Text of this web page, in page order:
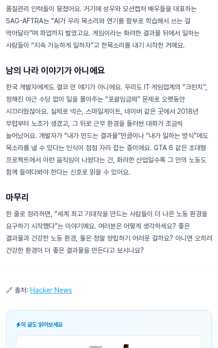
품질관리 인력들이 뭉쳤어요. 거기에 성우와 모션캡처 배우들을 대표하는
SAG-AFTRA는 “AI가 우리 목소리와 연기를 함부로 학습해서 쓰는 걸
막아달라”며 파업까지 벌였고요. 게임이라는 화려한 결과물 뒤에서 일하는
사람들이 “지속 가능하게 일하자”고 한목소리를 내기 시작한 거예요.
남의 나라 이야기가 아니에요
한국 개발자에게도 결코 먼 얘기가 아니에요. 우리도 IT·게임업계의 “크런치”,
정해진 야근 수당 없이 일을 몰아주는 “포괄임금제” 문제로 오랫동안
시끄러웠잖아요. 실제로 넥슨, 스마일게이트, 네이버 같은 곳에서 2018년
무렵부터 노조가 생겼고, 그 뒤로 근무 환경을 둘러싼 대화가 조금씩
늘어났어요. 개발자가 “내가 만드는 결과물”만큼이나 “내가 일하는 방식”에도
목소리를 낼 수 있다는 인식이 점점 자리 잡는 중이에요. GTA 6 같은 초대형
프로젝트에서 이런 움직임이 나왔다는 건, 화려한 산업일수록 그 안의 노동도
함께 들여다봐야 한다는 신호로 읽을 수 있어요.
마무리
한 줄로 정리하면, “세계 최고 기대작을 만드는 사람들이 더 나은 노동 환경을
요구하기 시작했다”는 이야기예요. 여러분은 어떻게 생각하세요? 좋은
결과물과 건강한 노동 환경, 둘은 정말 양립하기 어려운 걸까요? 아니면 오히려
건강한 환경이 더 좋은 결과물을 만든다고 보시나요?
🔗 출처: Hacker News
이 글도 읽어보세요